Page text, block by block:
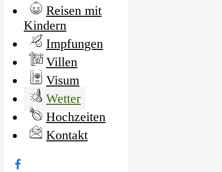
Reisen mit
Kindern
Impfungen
Villen
Visum
Wetter
Hochzeiten
Kontakt